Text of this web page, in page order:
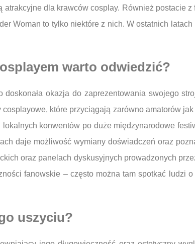
atrakcyjne dla krawców cosplay. Również postacie
Woman to tylko niektóre z nich. W ostatnich
warto odwiedzić?
okazja do zaprezentowania swojego
które przyciągają zarówno amatorów
lokalnych konwentów po duże międzynarodowe
daje możliwość wymiany doświadczeń oraz
oraz panelach dyskusyjnych prowadzonych
fanowskie – często można tam spotkać ludzi
uszyciu?